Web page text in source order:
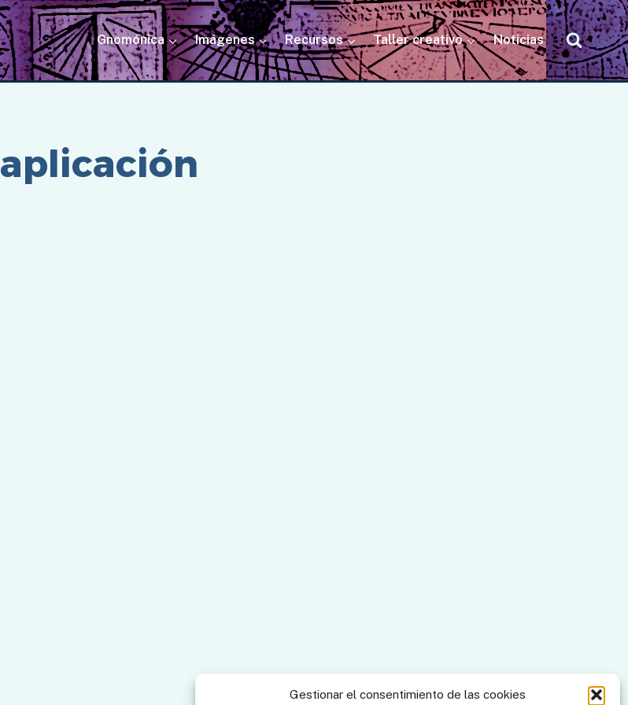
Gestionar el consentimiento de las cookies
Gnomónica Imágenes Recursos Taller creativo Noticias
aplicación